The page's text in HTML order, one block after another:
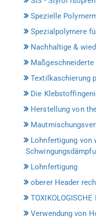
Spezielle
Spezialpolymere
Nachhaltige &
Maßgeschneiderte
Textilkaschierung
Die
Herstellung von
Lohnfertigung von
Lohnfertigung
oberer Header
TOXIKOLOGISCHE
Verwendung von